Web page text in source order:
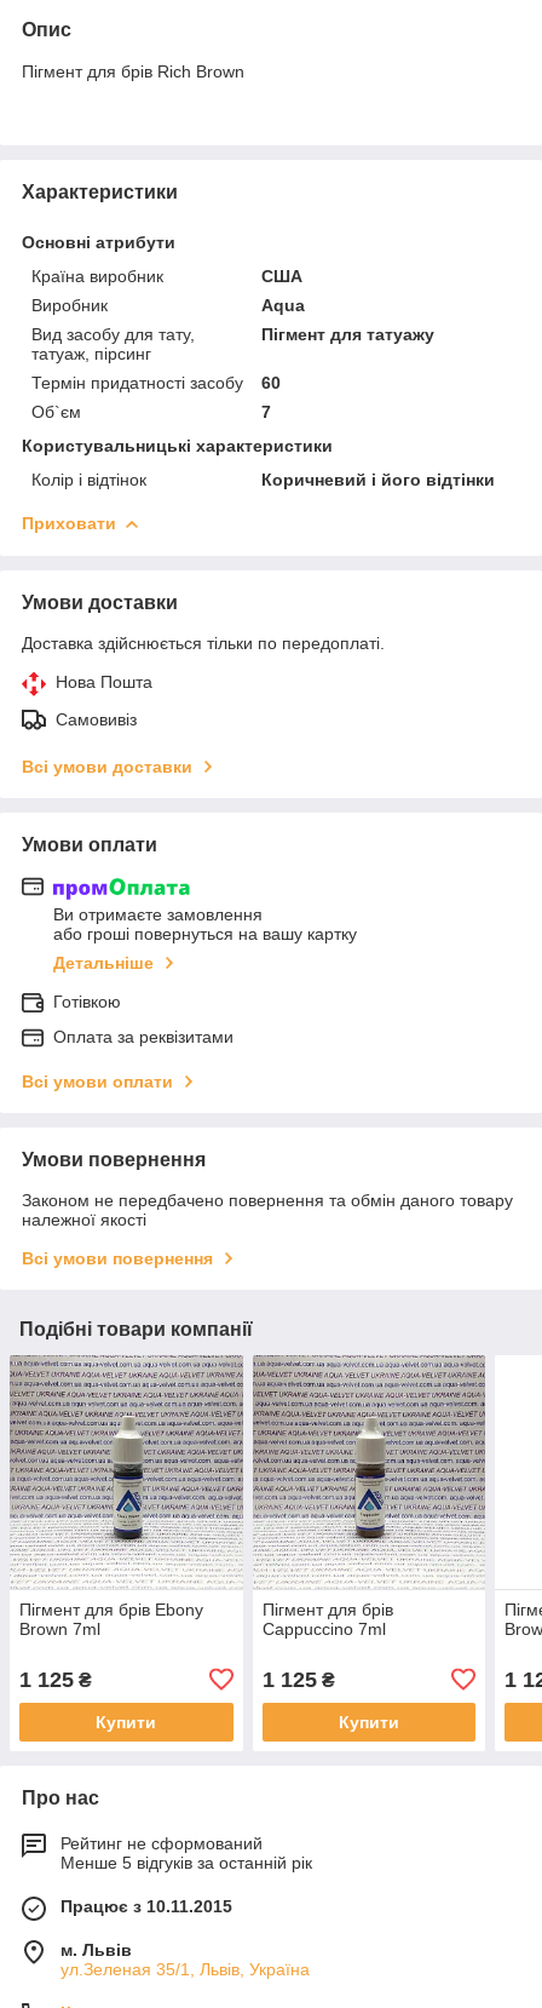
Опис
Пігмент для брів Rich Brown
Характеристики
Основні атрибути
Країна виробник
США
Виробник
Aqua
Вид засобу для тату,
татуаж, пірсинг
Пігмент для татуажу
Термін придатності засобу
60
Об`єм
7
Користувальницькі характеристики
Колір і відтінок
Коричневий і його відтінки
Приховати
Умови доставки
Доставка здійснюється тільки по передоплаті.
Нова Пошта
Самовивіз
Всі умови доставки
Умови оплати
Ви отримаєте замовлення
або гроші повернуться на вашу картку
Детальніше
Готівкою
Оплата за реквізитами
Всі умови оплати
Умови повернення
Законом не передбачено повернення та обмін даного товару
належної якості
Всі умови повернення
Подібні товари компанії
Пігмент для брів Ebony
Brown 7ml
1 125 ₴
Купити
Пігмент для брів
Cappuccino 7ml
1 125₴
Купити
1
Про нас
Рейтинг не сформований
Менше 5 відгуків за останній рік
Працює з 10.11.2015
м. Львів
ул.Зеленая 35/1, Львів, Україна